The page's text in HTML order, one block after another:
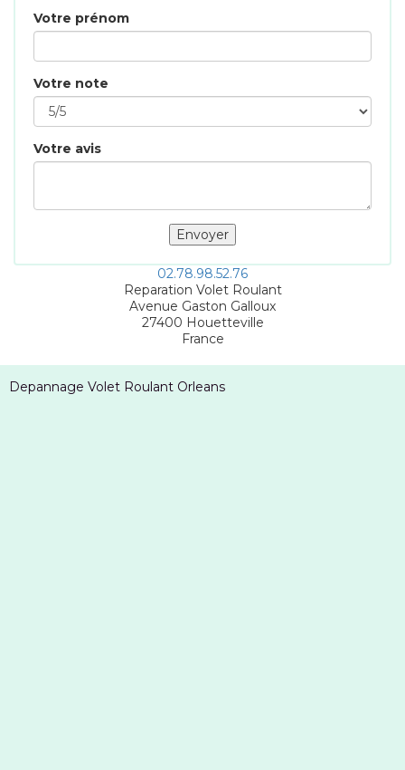
Votre prénom
Votre note
Votre avis
02.78.98.52.76
Reparation Volet Roulant
Avenue Gaston Galloux
27400 Houetteville
France
Depannage Volet Roulant Orleans